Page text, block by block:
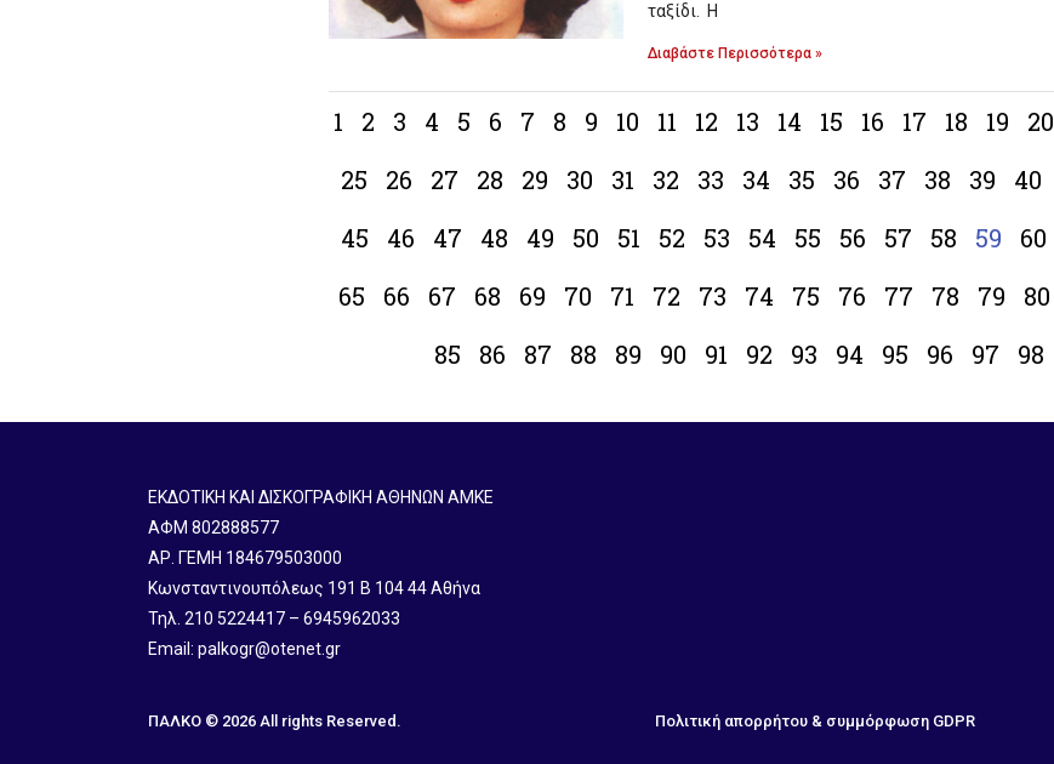
ταξίδι. Η
Διαβάστε Περισσότερα »
1 2 3 4 5 6 7 8 9 10 11 12 13 14 15 16 17 18 19 20
25
26 27 28 29 30 31 32 33 34 35 36 37 38 39 40
45
46 47 48 49 50 51 52 53 54 55 56 57 58 59 60
65
66 67 68 69 70 71 72 73 74 75 76 77 78 79 80
85
86 87 88 89 90 91 92 93 94 95 96 97 98
ΕΚΔΟΤΙΚΗ ΚΑΙ ΔΙΣΚΟΓΡΑΦΙΚΗ ΑΘΗΝΩΝ ΑΜΚΕ
ΑΦΜ 802888577
ΑΡ. ΓΕΜΗ 184679503000
Κωνσταντινουπόλεως 191 B 104 44 Αθήνα
Τηλ. 210 5224417 – 6945962033
Email: palkogr@otenet.gr
ΠΑΛΚΟ © 2026 All rights Reserved. Πολιτική απορρήτου & συμμόρφωση GDPR